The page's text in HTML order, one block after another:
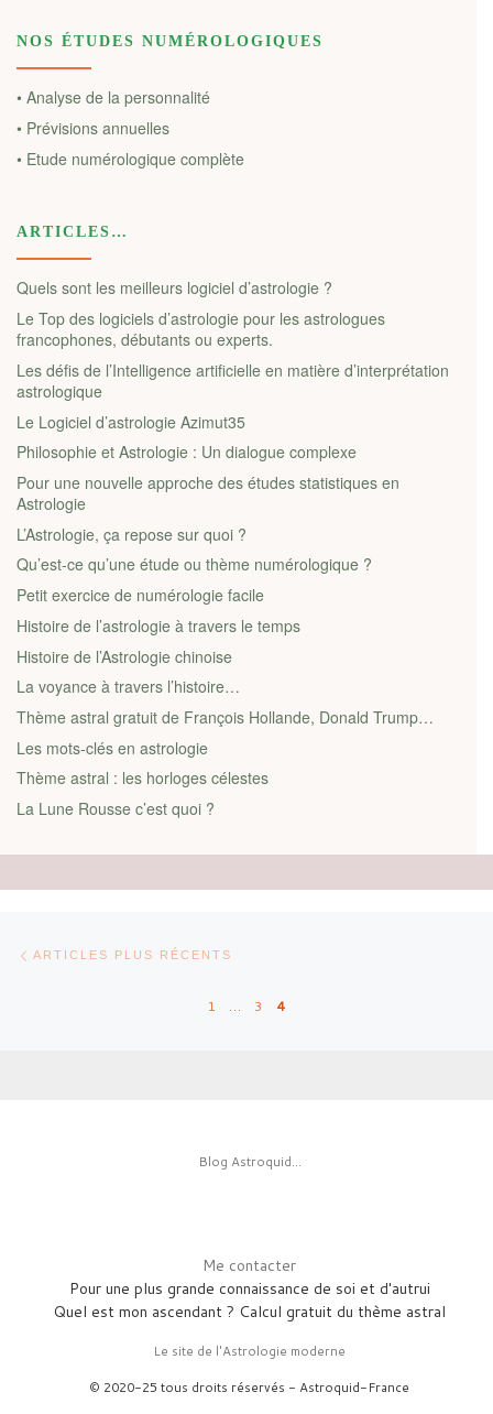
NOS ÉTUDES NUMÉROLOGIQUES
• Analyse de la personnalité
• Prévisions annuelles
• Etude numérologique complète
ARTICLES…
Quels sont les meilleurs logiciel d’astrologie ?
Le Top des logiciels d’astrologie pour les astrologues
francophones, débutants ou experts.
Les défis de l’Intelligence artificielle en matière d’interprétation
astrologique
Le Logiciel d’astrologie Azimut35
Philosophie et Astrologie : Un dialogue complexe
Pour une nouvelle approche des études statistiques en
Astrologie
L’Astrologie, ça repose sur quoi ?
Qu’est-ce qu’une étude ou thème numérologique ?
Petit exercice de numérologie facile
Histoire de l’astrologie à travers le temps
Histoire de l’Astrologie chinoise
La voyance à travers l’histoire…
Thème astral gratuit de François Hollande, Donald Trump…
Les mots-clés en astrologie
Thème astral : les horloges célestes
La Lune Rousse c’est quoi ?
ARTICLES PLUS RÉCENTS
1 … 3 4
Blog Astroquid...
Me contacter
Pour une plus grande connaissance de soi et d'autrui
Quel est mon ascendant ? Calcul gratuit du thème astral
Le site de l'Astrologie moderne
© 2020-25 tous droits réservés - Astroquid-France